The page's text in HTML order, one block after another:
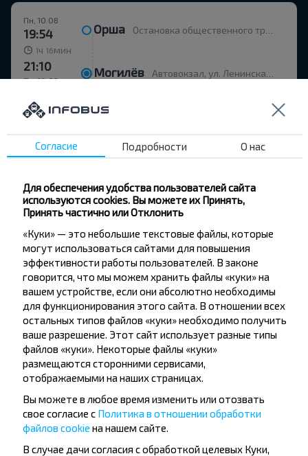
Пн, 10.08
19:54 Орша Остановка общественного транспорта Улица Строителей
1ч 16 мин
Пн, 10.08
21:10 Могилёв Автовокзал, ул. Ленинская 93
+15
15 BYN
11:51 Орша Остановка общественного транспорта Улица Строителей
ч
13:10 Могилёв Автовокзал, ул. Ленинская 93
BS ООО АВТОСЕВЛАД УНП 790279430 4,7(1215)
+15
Вт, 11.08
13:59 Остановка общественного транспорта Улица Строителей
Согласие Подробности О нас
Для обеспечения удобства пользователей сайта
используются cookies. Вы можете их Принять,
Принять частично или Отклонить
«Куки» — это небольшие текстовые файлы, которые
могут использоваться сайтами для повышения
эффективности работы пользователей. В законе
говорится, что мы можем хранить файлы «куки» на
вашем устройстве, если они абсолютно необходимы
для функционирования этого сайта. В отношении всех
остальных типов файлов «куки» необходимо получить
ваше разрешение. Этот сайт использует разные типы
файлов «куки». Некоторые файлы «куки»
размещаются сторонними сервисами,
отображаемыми на наших страницах.
Вы можете в любое время изменить или отозвать
свое согласие с Политика в отношении обработки
файлов cookie на нашем сайте.
В случае дачи согласия с обработкой целевых Куки,